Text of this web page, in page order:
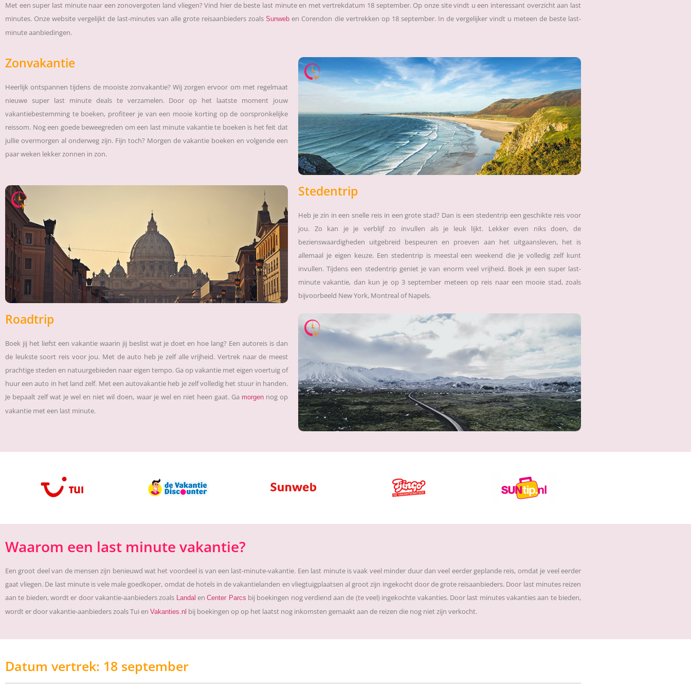
Met een super last minute naar een zonovergoten land vliegen? Vind hier de beste last minute en met vertrekdatum 18 september. Op onze site vindt u een interessant overzicht aan last
minutes. Onze website vergelijkt de last-minutes van alle grote reisaanbieders zoalsSunweb en Corendon die vertrekken op 18 september. In de vergelijker vindt u meteen de beste last-
minute aanbiedingen.
Zonvakantie
Heerlijk ontspannen tijdens de mooiste zonvakantie? Wij zorgen ervoor om met regelmaat
nieuwe super last minute deals te verzamelen. Door op het laatste moment jouw
vakantiebestemming te boeken, profiteer je van een mooie korting op de oorspronkelijke
reissom. Nog een goede beweegreden om een last minute vakantie te boeken is het feit dat
jullie overmorgen al onderweg zijn. Fijn toch? Morgen de vakantie boeken en volgende een
paar weken lekker zonnen in zon.
Stedentrip
Heb je zin in een snelle reis in een grote stad? Dan is een stedentrip een geschikte reis voor
jou. Zo kan je je verblijf zo invullen als je leuk lijkt. Lekker even niks doen, de
bezienswaardigheden uitgebreid bespeuren en proeven aan het uitgaansleven, het is
allemaal je eigen keuze. Een stedentrip is meestal een weekend die je volledig zelf kunt
invullen. Tijdens een stedentrip geniet je van enorm veel vrijheid. Boek je een super last-
minute vakantie, dan kun je op 3 september meteen op reis naar een mooie stad, zoals
bijvoorbeeld New York, Montreal of Napels.
Roadtrip
Boek jij het liefst een vakantie waarin jij beslist wat je doet en hoe lang? Een autoreis is dan
de leukste soort reis voor jou. Met de auto heb je zelf alle vrijheid. Vertrek naar de meest
prachtige steden en natuurgebieden naar eigen tempo. Ga op vakantie met eigen voertuig of
huur een auto in het land zelf. Met een autovakantie heb je zelf volledig het stuur in handen.
Je bepaalt zelf wat je wel en niet wil doen, waar je wel en niet heen gaat. Ga morgennog op
vakantie met een last minute.
Waarom een last minute vakantie?
Een groot deel van de mensen zijn benieuwd wat het voordeel is van een last-minute-vakantie. Een last minute is vaak veel minder duur dan veel eerder geplande reis, omdat je veel eerder
gaat vliegen. De last minute is vele male goedkoper, omdat de hotels in de vakantielanden en vliegtuigplaatsen al groot zijn ingekocht door de grote reisaanbieders. Door last minutes reizen
aan te bieden, wordt er door vakantie-aanbieders zoals Landal enCenter Parcs bij boekingen nog verdiend aan de (te veel) ingekochte vakanties. Door last minutes vakanties aan te bieden,
wordt er door vakantie-aanbieders zoals Tui en Vakanties.nl bij boekingen op op het laatst nog inkomsten gemaakt aan de reizen die nog niet zijn verkocht.
Datum vertrek: 18 september